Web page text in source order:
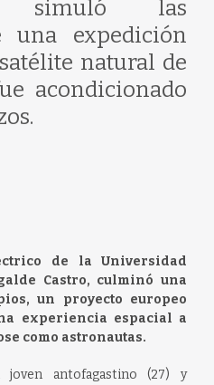
simuló las
una expedición
natural de
acondicionado
de la Universidad
Castro, culminó una
un proyecto europeo
experiencia espacial a
como astronautas.
joven antofagastino (27) y